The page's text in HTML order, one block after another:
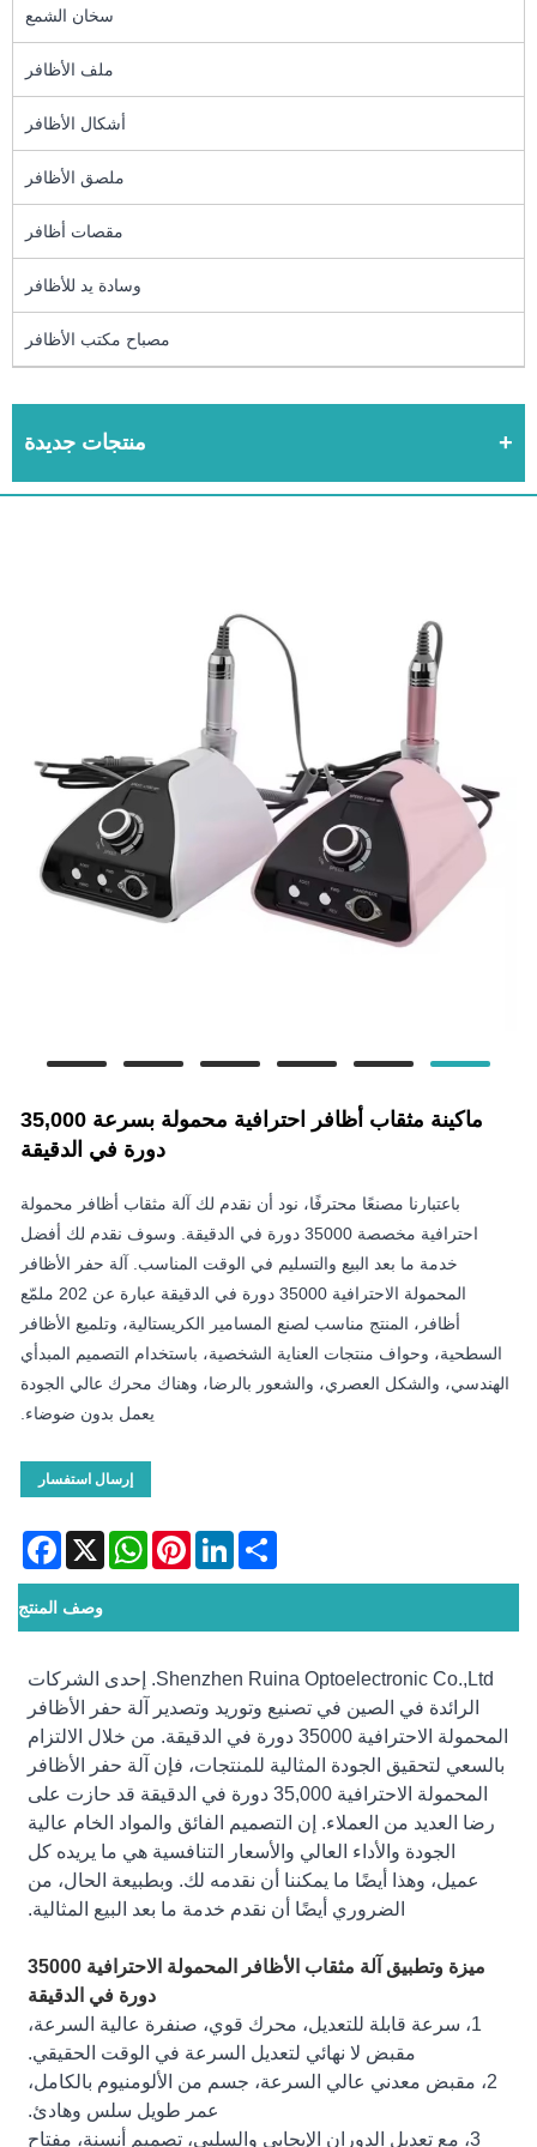
سخان الشمع
ملف الأظافر
أشكال الأظافر
ملصق الأظافر
مقصات أظافر
وسادة يد للأظافر
مصباح مكتب الأظافر
منتجات جديدة
ماكينة مثقاب أظافر احترافية محمولة بسرعة 35,000
دورة في الدقيقة
باعتبارنا مصنعًا محترفًا، نود أن نقدم لك آلة مثقاب أظافر محمولة
احترافية مخصصة 35000 دورة في الدقيقة. وسوف نقدم لك أفضل
خدمة ما بعد البيع والتسليم في الوقت المناسب. آلة حفر الأظافر
المحمولة الاحترافية 35000 دورة في الدقيقة عبارة عن 202 ملمّع
أظافر، المنتج مناسب لصنع المسامير الكريستالية، وتلميع الأظافر
السطحية، وحواف منتجات العناية الشخصية، باستخدام التصميم المبدأي
الهندسي، والشكل العصري، والشعور بالرضا، وهناك محرك عالي الجودة
يعمل بدون ضوضاء.
إرسال استفسار
X
WhatsAppPinterestLinkedInShare
وصف المنتج
Shenzhen Ruina Optoelectronic Co.,Ltd. إحدى الشركات
الرائدة في الصين في تصنيع وتوريد وتصدير آلة حفر الأظافر
المحمولة الاحترافية 35000 دورة في الدقيقة. من خلال الالتزام
بالسعي لتحقيق الجودة المثالية للمنتجات، فإن آلة حفر الأظافر
المحمولة الاحترافية 35,000 دورة في الدقيقة قد حازت على
رضا العديد من العملاء. إن التصميم الفائق والمواد الخام عالية
الجودة والأداء العالي والأسعار التنافسية هي ما يريده كل
عميل، وهذا أيضًا ما يمكننا أن نقدمه لك. وبطبيعة الحال، من
الضروري أيضًا أن نقدم خدمة ما بعد البيع المثالية.
ميزة وتطبيق آلة مثقاب الأظافر المحمولة الاحترافية 35000
دورة في الدقيقة
1، سرعة قابلة للتعديل، محرك قوي، صنفرة عالية السرعة،
مقبض لا نهائي لتعديل السرعة في الوقت الحقيقي.
2، مقبض معدني عالي السرعة، جسم من الألومنيوم بالكامل،
عمر طويل سلس وهادئ.
3، مع تعديل الدوران الإيجابي والسلبي، تصميم أنسنة، مفتاح